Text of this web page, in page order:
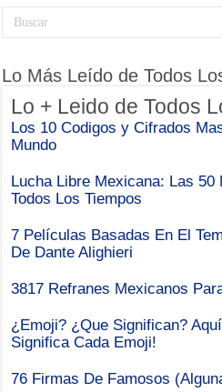
Lo Más Leído de Todos
Lo + Leido de Todos
Los 10 Codigos y Cifrados
Mundo
Lucha Libre Mexicana: Las
Todos Los Tiempos
7 Películas Basadas En El
De Dante Alighieri
3817 Refranes Mexicanos
¿Emoji? ¿Que Significan?
Significa Cada Emoji!
76 Firmas De Famosos